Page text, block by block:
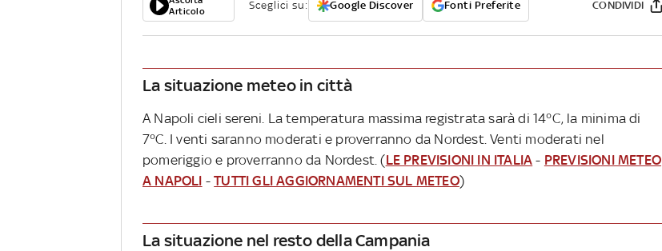
Articolo
Sceglici su: Google Discover Fonti Preferite CONDIVIDI
La situazione meteo in città
A Napoli cieli sereni. La temperatura massima registrata sarà di 14°C, la minima di
7°C. I venti saranno moderati e proverranno da Nordest. Venti moderati nel
pomeriggio e proverranno da Nordest. (LE PREVISIONI IN ITALIA - PREVISIONI METEO
A NAPOLI -TUTTI GLI AGGIORNAMENTI SUL METEO)
La situazione nel resto della Campania